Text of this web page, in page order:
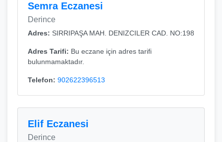
Semra Eczanesi
Derince
Adres: SIRRIPAŞA MAH. DENIZCILER CAD. NO:198
Adres Tarifi: Bu eczane için adres tarifi
bulunmamaktadır.
Telefon: 902622396513
Elif Eczanesi
Derince